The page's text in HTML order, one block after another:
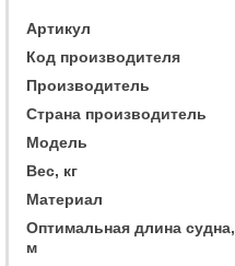
Артикул
Код производителя
Производитель
Страна производитель
Модель
Вес, кг
Материал
Оптимальная длина судна,
м